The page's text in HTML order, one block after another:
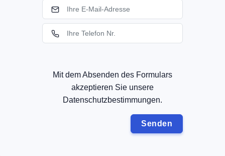
Mit dem Absenden des Formulars
akzeptieren Sie unsere
Datenschutzbestimmungen.